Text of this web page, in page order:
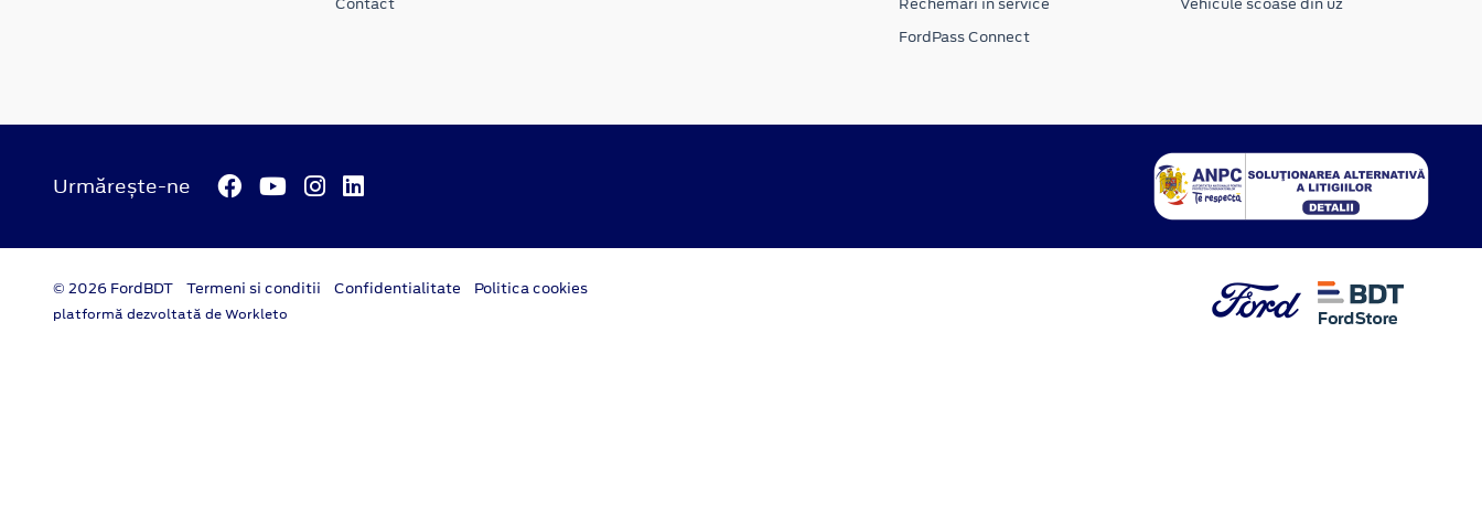
FordPass Connect
Urmărește-ne
© 2026 FordBDT Termeni si conditii Confidentialitate Politica cookies
platformă dezvoltată de Workleto